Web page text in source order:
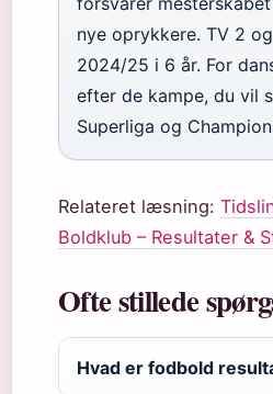
nye oprykkere. TV 2
2024/25 i 6 år. For
efter de kampe, du vil
Superliga og
Relateret læsning:
Boldklub – Resultater &
Ofte stillede
Hvad er fodbold